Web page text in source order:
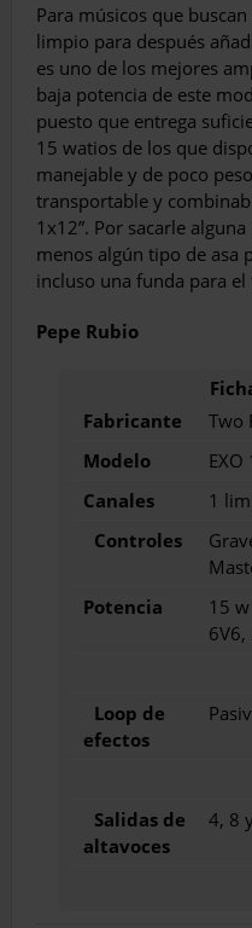
Para músicos que
limpio para después
es uno de los mejores
baja potencia de este
puesto que entrega
15 watios de los que
manejable y de poco
transportable y
1x12”. Por sacarle
menos algún tipo de asa
incluso una funda para
Pepe Rubio
Fabricante
Two
Modelo
EXO
Canales
1
Controles
Potencia
15
6V6,
Loop de
efectos
Salidas de
altavoces
4, 8